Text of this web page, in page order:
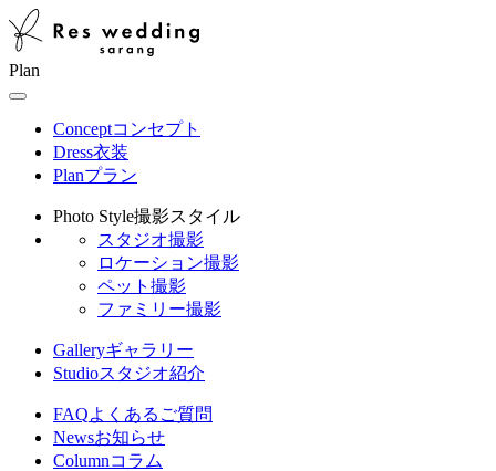
Plan
Conceptコンセプト
Dress衣装
Planプラン
Photo Style撮影スタイル
スタジオ撮影
ロケーション撮影
ペット撮影
ファミリー撮影
Galleryギャラリー
Studioスタジオ紹介
FAQよくあるご質問
Newsお知らせ
Columnコラム